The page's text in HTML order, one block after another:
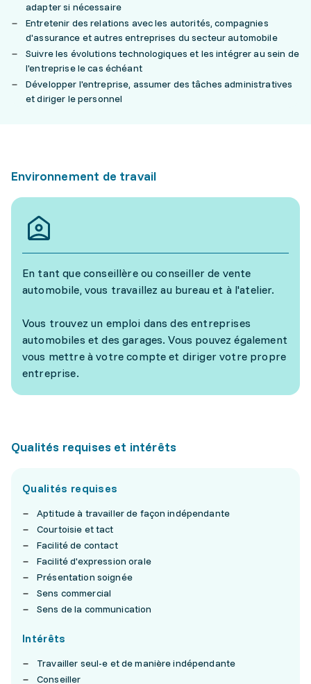
adapter si nécessaire
Entretenir des relations avec les autorités, compagnies
d'assurance et autres entreprises du secteur automobile
Suivre les évolutions technologiques et les intégrer au sein de
l'entreprise le cas échéant
Développer l'entreprise, assumer des tâches administratives
et diriger le personnel
Environnement de travail
En tant que conseillère ou conseiller de vente
automobile, vous travaillez au bureau et à l'atelier.
Vous trouvez un emploi dans des entreprises
automobiles et des garages. Vous pouvez également
vous mettre à votre compte et diriger votre propre
entreprise.
Qualités requises et intérêts
Qualités requises
Aptitude à travailler de façon indépendante
Courtoisie et tact
Facilité de contact
Facilité d'expression orale
Présentation soignée
Sens commercial
Sens de la communication
Intérêts
Travailler seul-e et de manière indépendante
Conseiller